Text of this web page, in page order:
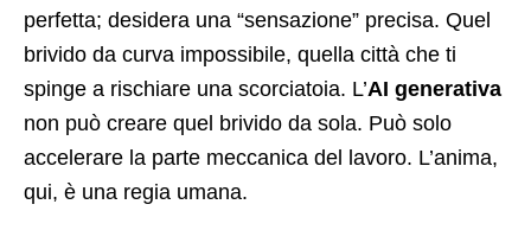
perfetta; desidera una “sensazione” precisa. Quel
brivido da curva impossibile, quella città che ti
spinge a rischiare una scorciatoia. L’AI generativa
non può creare quel brivido da sola. Può solo
accelerare la parte meccanica del lavoro. L’anima,
qui, è una regia umana.